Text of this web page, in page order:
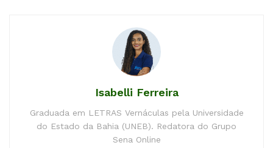
Isabelli Ferreira
Graduada em LETRAS Vernáculas pela Universidade
do Estado da Bahia (UNEB). Redatora do Grupo
Sena Online